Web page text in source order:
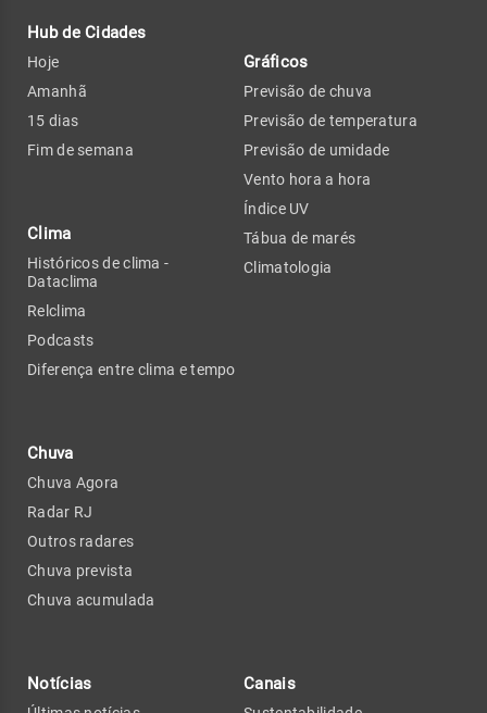
Hub de Cidades
Hoje
Amanhã
15 dias
Fim de semana
Clima
Históricos de clima -
Dataclima
Relclima
Podcasts
Diferença entre clima e tempo
Chuva
Chuva Agora
Radar RJ
Outros radares
Chuva prevista
Chuva acumulada
Gráficos
Previsão de chuva
Previsão de temperatura
Previsão de umidade
Vento hora a hora
Índice UV
Tábua de marés
Climatologia
Notícias Canais